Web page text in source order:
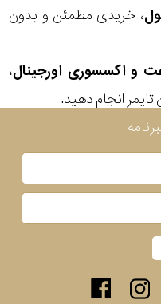
، خریدی مطمئن و بدون
،
تایمر انجام دهید.